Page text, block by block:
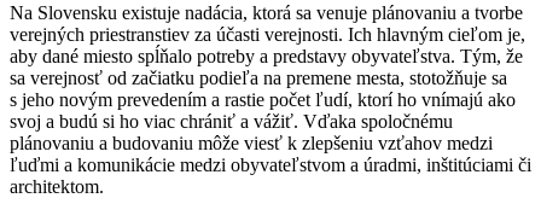
Na Slovensku existuje nadácia, ktorá sa venuje plánovaniu a tvorbe
verejných priestranstiev za účasti verejnosti. Ich hlavným cieľom je,
aby dané miesto spĺňalo potreby a predstavy obyvateľstva. Tým, že
sa verejnosť od začiatku podieľa na premene mesta, stotožňuje sa
s jeho novým prevedením a rastie počet ľudí, ktorí ho vnímajú ako
svoj a budú si ho viac chrániť a vážiť. Vďaka spoločnému
plánovaniu a budovaniu môže viesť k zlepšeniu vzťahov medzi
ľuďmi a komunikácie medzi obyvateľstvom a úradmi, inštitúciami či
architektom.